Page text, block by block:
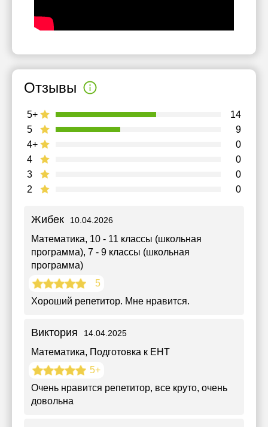
Отзывы
2 0
3 0
4 0
4+ 0
5 9
5+ 14
Жибек 10.04.2026
Математика, 10 - 11 классы (школьная
программа), 7 - 9 классы (школьная
программа)
5
Хороший репетитор. Мне нравится.
Виктория 14.04.2025
Математика, Подготовка к ЕНТ
5+
Очень нравится репетитор, все круто, очень
довольна